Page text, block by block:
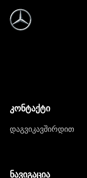
კონტაქტი
დაგვიკავშირდით
ნავიგაცია